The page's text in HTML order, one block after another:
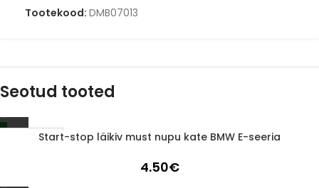
Tootekood: DMB07013
Seotud tooted
LÄBIMÜÜDUDStart-stop läikiv must nupu kate BMW E-seeria
4.50€